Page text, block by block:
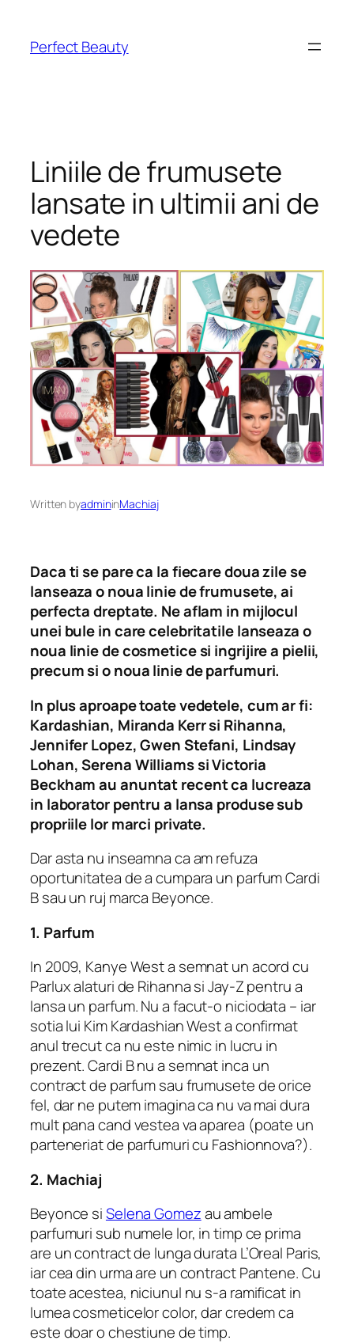
content
Perfect Beauty
Liniile de frumusete
lansate in ultimii ani de
vedete
Written byadmininMachiaj
Daca ti se pare ca la fiecare doua zile se
lanseaza o noua linie de frumusete, ai
perfecta dreptate. Ne aflam in mijlocul
unei bule in care celebritatile lanseaza o
noua linie de cosmetice si ingrijire a pielii,
precum si o noua linie de parfumuri.
In plus aproape toate vedetele, cum ar fi:
Kardashian, Miranda Kerr si Rihanna,
Jennifer Lopez, Gwen Stefani, Lindsay
Lohan, Serena Williams si Victoria
Beckham au anuntat recent ca lucreaza
in laborator pentru a lansa produse sub
propriile lor marci private.
Dar asta nu inseamna ca am refuza
oportunitatea de a cumpara un parfum Cardi
B sau un ruj marca Beyonce.
1. Parfum
In 2009, Kanye West a semnat un acord cu
Parlux alaturi de Rihanna si Jay-Z pentru a
lansa un parfum.Nu a facut-o niciodata – iar
sotia lui Kim Kardashian West a confirmat
anul trecut ca nu este nimic in lucru in
prezent.Cardi B nu a semnat inca un
contract de parfum sau frumusete de orice
fel, dar ne putem imagina ca nu va mai dura
mult pana cand vestea va aparea (poate un
parteneriat de parfumuri cu Fashionnova?).
2. Machiaj
Beyonce siSelena Gomezau ambele
parfumuri sub numele lor, in timp ce prima
are un contract de lunga durata L’Oreal Paris,
iar cea din urma are un contract Pantene. Cu
toate acestea, niciunul nu s-a ramificat in
lumea cosmeticelor color, dar credem ca
este doar o chestiune de timp.